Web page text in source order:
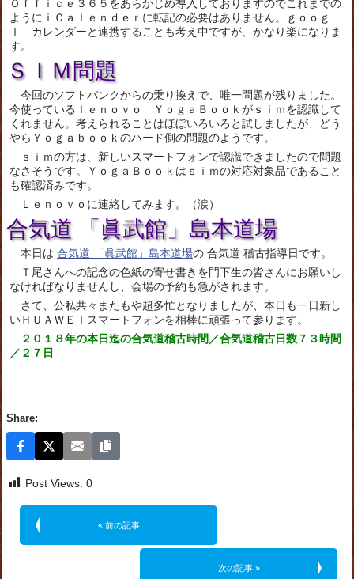
Ｏｆｆｉｃｅ３６５をあらかじめ導入しておりますのでこれまでの
ようにｉＣａｌｅｎｄｅｒに転記の必要はありません。ｇｏｏｇ
ｌ カレンダーと連携することも考え中ですが、かなり楽になりま
す。
ＳＩＭ問題
今回のソフトバンクからの乗り換えで、唯一問題が残りました。
今使っているｌｅｎｏｖｏ ＹｏｇａＢｏｏｋがｓｉｍを認識して
くれません。考えられることはほぼいろいろと試しましたが、どう
やらＹｏｇａｂｏｏｋのハード側の問題のようです。
ｓｉｍの方は、新しいスマートフォンで認識できましたので問題
なさそうです。ＹｏｇａＢｏｏｋはｓｉｍの対応対象品であること
も確認済みです。
Ｌｅｎｏｖｏに連絡してみます。（涙）
合気道 「眞武館」島本道場
本日は 合気道 「眞武館」島本道場の 合気道 稽古指導日です。
Ｔ尾さんへの記念の色紙の寄せ書きを門下生の皆さんにお願いし
なければなりませんし、会場の予約も急がされます。
さて、公私共々またもや超多忙となりましたが、本日も一日新し
いＨＵＡＷＥＩスマートフォンを相棒に頑張って参ります。
２０１８年の本日迄の合気道稽古時間／合気道稽古日数７３時間
／２７日
Share:
Post Views: 0
« 前の記事
次の記事 »